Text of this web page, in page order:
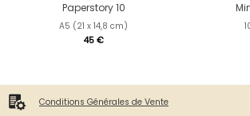
Paperstory 10
A5 (21 x 14,8 cm)
45 €
Conditions Générales de Vente